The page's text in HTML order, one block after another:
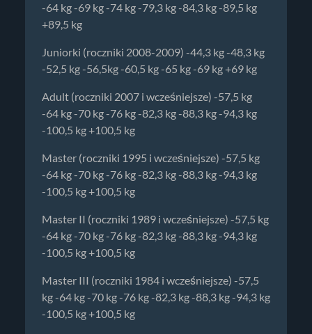
-64 kg -69 kg -74 kg -79,3 kg -84,3 kg -89,5 kg
+89,5 kg
Juniorki (roczniki 2008-2009) -44,3 kg -48,3 kg
-52,5 kg -56,5kg -60,5 kg -65 kg -69 kg +69 kg
Adult (roczniki 2007 i wcześniejsze) -57,5 kg
-64 kg -70 kg -76 kg -82,3 kg -88,3 kg -94,3 kg
-100,5 kg +100,5 kg
Master (roczniki 1995 i wcześniejsze) -57,5 kg
-64 kg -70 kg -76 kg -82,3 kg -88,3 kg -94,3 kg
-100,5 kg +100,5 kg
Master II (roczniki 1989 i wcześniejsze) -57,5 kg
-64 kg -70 kg -76 kg -82,3 kg -88,3 kg -94,3 kg
-100,5 kg +100,5 kg
Master III (roczniki 1984 i wcześniejsze) -57,5
kg -64 kg -70 kg -76 kg -82,3 kg -88,3 kg -94,3 kg
-100,5 kg +100,5 kg